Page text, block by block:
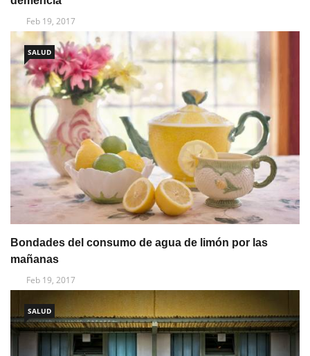
Feb 19, 2017
SALUD
Bondades del consumo de agua de limón por las
mañanas
Feb 19, 2017
SALUD